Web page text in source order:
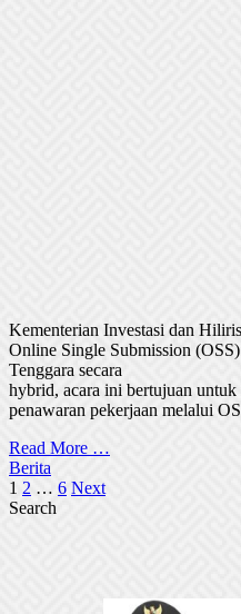
Kementerian Investasi dan
Online Single Submission
Tenggara secara
hybrid, acara ini bertujuan
penawaran pekerjaan melalui
Read More …
Berita
Posts
pagination
1 2 … 6 Next
Search